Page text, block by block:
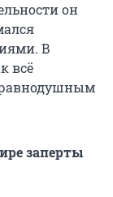
он
В
всё
равнодушным
заперты